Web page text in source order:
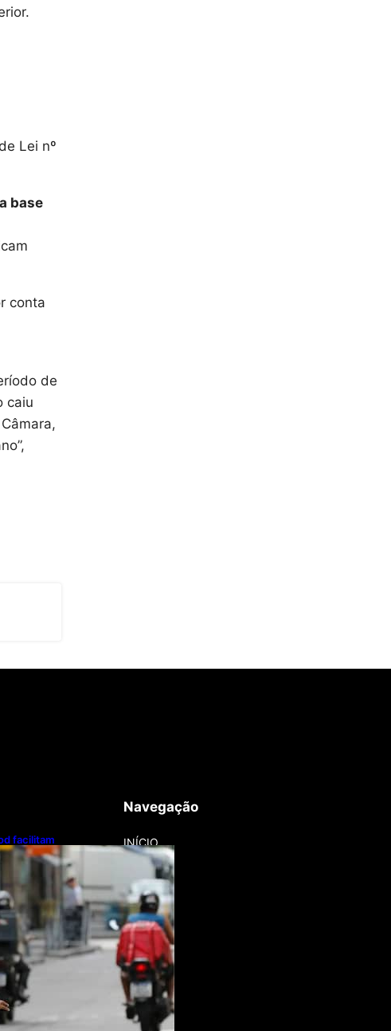
Lei nº
base
conta
de
caiu
facilitam
de motos e bicicletas
entregadores
Navegação
INÍCIO